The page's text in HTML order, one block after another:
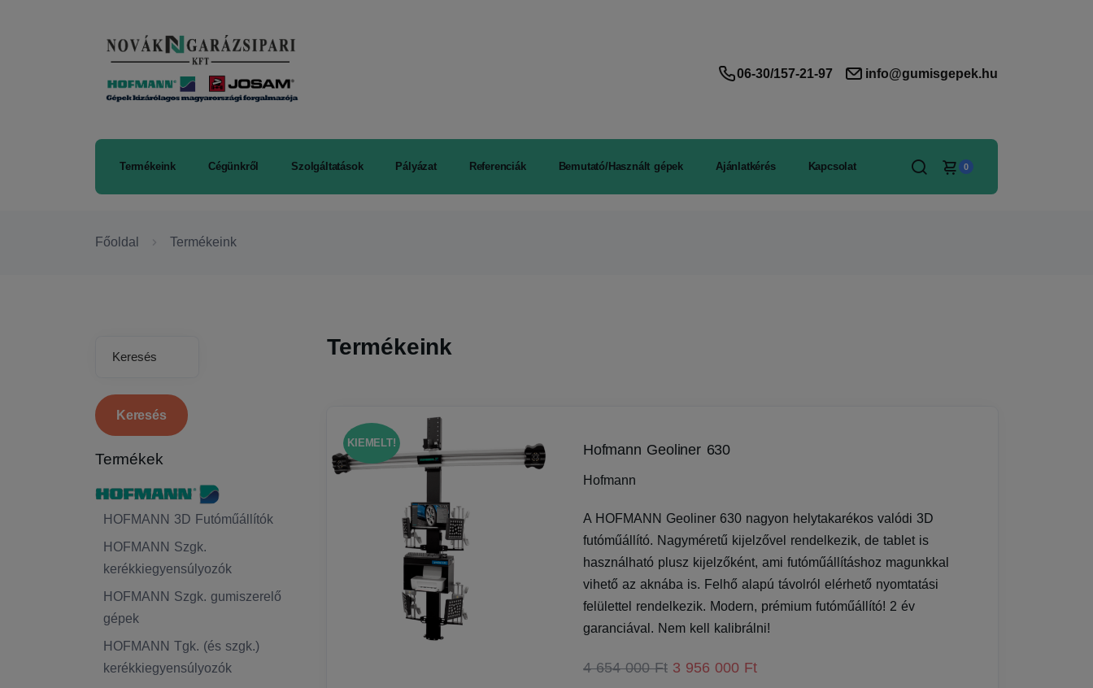
06-30/157-21-97 info@gumisgepek.hu
Termékeink Cégünkről Szolgáltatások Pályázat Referenciák Bemutató/Használt gépek Ajánlatkérés Kapcsolat 0
Főoldal Termékeink
Keresés
Termékek
HOFMANN 3D Futóműállítók
HOFMANN Szgk.
kerékkiegyensúlyozók
HOFMANN Szgk. gumiszerelő
gépek
HOFMANN Tgk. (és szgk.)
kerékkiegyensúlyozók
Termékeink
KIEMELT! Hofmann Geoliner 630
Hofmann
A HOFMANN Geoliner 630 nagyon helytakarékos valódi 3D
futóműállító. Nagyméretű kijelzővel rendelkezik, de tablet is
használható plusz kijelzőként, ami futóműállításhoz magunkkal
vihető az aknába is. Felhő alapú távolról elérhető nyomtatási
felülettel rendelkezik. Modern, prémium futóműállító! 2 év
garanciával. Nem kell kalibrálni!
4 654 000 Ft 3 956 000 Ft